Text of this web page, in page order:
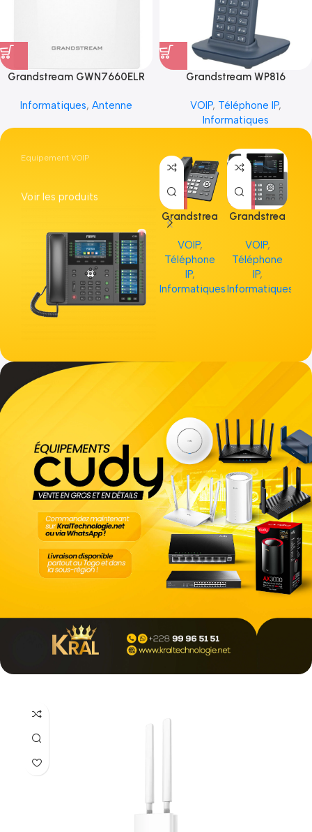
Grandstream GWN7660ELR
Informatiques, Antenne
Grandstream WP816
VOIP, Téléphone IP,
Informatiques
Equipement VOIP
Voir les produits
Grandstrea
m GRP2613
VOIP,
Téléphone
IP,
Informatiques
Grandstrea
VOIP,
Téléphone
IP,
Informatiques